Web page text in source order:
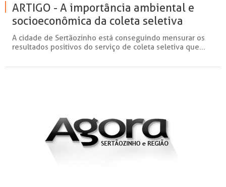
ARTIGO - A importância ambiental e
socioeconômica da coleta seletiva
A cidade de Sertãozinho está conseguindo mensurar os
resultados positivos do serviço de coleta seletiva que...